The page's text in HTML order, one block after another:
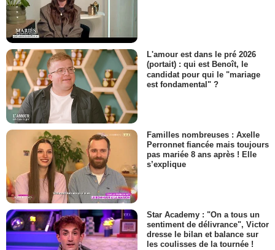
L'amour est dans le pré 2026
(portait) : qui est Benoît, le
candidat pour qui le "mariage
est fondamental" ?
Familles nombreuses : Axelle
Perronnet fiancée mais toujours
pas mariée 8 ans après ! Elle
s’explique
Star Academy : "On a tous un
sentiment de délivrance", Victor
dresse le bilan et balance sur
les coulisses de la tournée !